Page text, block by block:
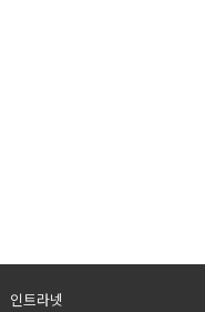
인트라넷